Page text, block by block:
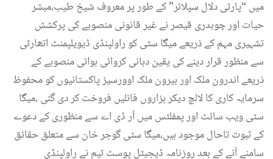
میں “پارٹی دلال سپلائر” کے طور پر معروف شیخ طیب،مبشر
حیات اور چوہدری قیصر نے غیر قانونی منصوبے کی پرکشش
تشہیری مہم کے ذریعے میگا سٹی کو راولپنڈی ڈیویلپمنٹ اتھارٹی
سے منظور قرار دینے کی یقین دہانی کروائی ہوائی منصوبے کے
ذریعے اندرون ملک اور بیرون ملک اوورسیز پاکستانیوں کو محفوظ
سرمایہ کاری کا لالچ دیکر ہزاروں فائلیں فروخت کر دی گئی ،میگا
سٹی ویب سائٹ اور پمفلٹس میں آر ڈی اے سے منظوری کے دعوے
کے ثبوت تاحال موجود ہیں،میگا سٹی گوجر خان سے متعلق حقائق
سامنے آنے کے بعد روزنامہ ڈیجیٹل پوسٹ ٹیم نے راولپنڈی